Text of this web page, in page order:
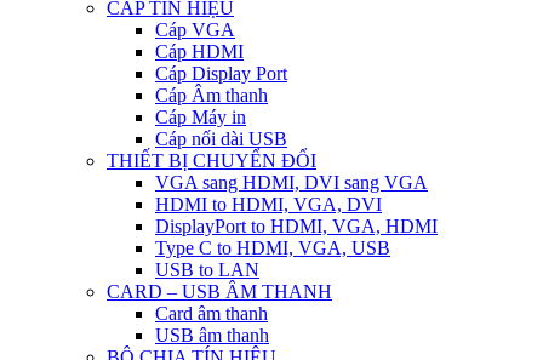
CÁP TÍN HIỆU
Cáp VGA
Cáp HDMI
Cáp Display Port
Cáp Âm thanh
Cáp Máy in
Cáp nối dài USB
THIẾT BỊ CHUYỂN ĐỔI
VGA sang HDMI, DVI sang VGA
HDMI to HDMI, VGA, DVI
DisplayPort to HDMI, VGA, HDMI
Type C to HDMI, VGA, USB
USB to LAN
CARD – USB ÂM THANH
Card âm thanh
USB âm thanh